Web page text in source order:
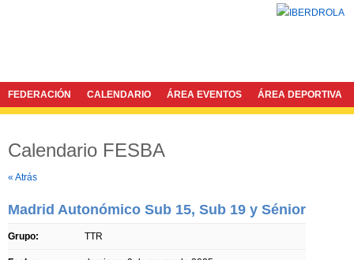
FEDERACIÓN CALENDARIO ÁREA EVENTOS ÁREA DEPORTIVA
Calendario FESBA
« Atrás
Madrid Autonómico Sub 15, Sub 19 y Sénior
Grupo: TTR